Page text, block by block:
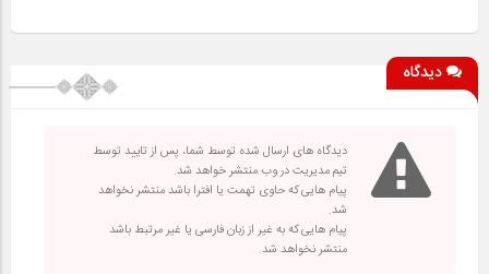
دیدگاه
دیدگاه های ارسال شده توسط شما، پس از تایید توسط
تیم مدیریت در وب منتشر خواهد شد.
پیام هایی که حاوی تهمت یا افترا باشد منتشر نخواهد
شد.
پیام هایی که به غیر از زبان فارسی یا غیر مرتبط باشد
منتشر نخواهد شد.